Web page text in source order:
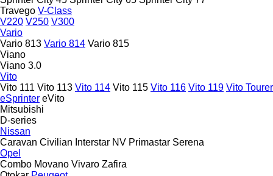
Travego V-Class
V220 V250 V300
Vario
Vario 813 Vario 814 Vario 815
Viano
Viano 3.0
Vito
Vito 111 Vito 113 Vito 114 Vito 115 Vito 116 Vito 119 Vito Tourer
eSprinter eVito
Mitsubishi
D-series
Nissan
Caravan Civilian Interstar NV Primastar Serena
Opel
Combo Movano Vivaro Zafira